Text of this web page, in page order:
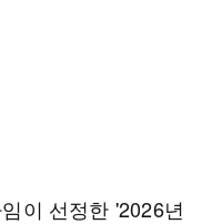
이 선정한 '2026년